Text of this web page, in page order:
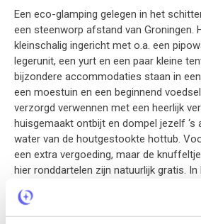
Een eco-glamping gelegen in het
een steenworp afstand van Groningen.
kleinschalig ingericht met o.a. een
legerunit, een yurt en een paar kleine
bijzondere accommodaties staan in
een moestuin en een beginnend
verzorgd verwennen met een heerlijk
huisgemaakt ontbijt en dompel jezelf ‘s
water van de houtgestookte hottub.
een extra vergoeding, maar de
hier ronddartelen zijn natuurlijk gratis. In
in Meerstad, is een echt strand met een
rook van Groningen. Op ons huurfietsje